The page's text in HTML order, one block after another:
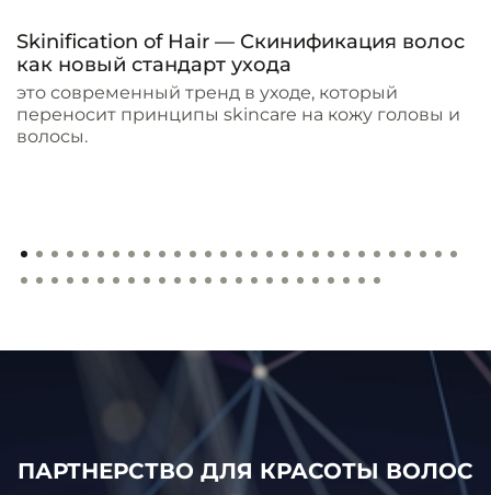
Skinification of Hair — Скинификация волос
как новый стандарт ухода
это современный тренд в уходе, который
переносит принципы skincare на кожу головы и
волосы.
ПАРТНЕРСТВО ДЛЯ КРАСОТЫ ВОЛОС